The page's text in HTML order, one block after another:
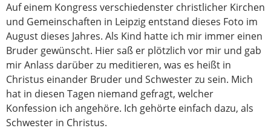
Auf einem Kongress verschiedenster christlicher Kirchen
und Gemeinschaften in Leipzig entstand dieses Foto im
August dieses Jahres. Als Kind hatte ich mir immer einen
Bruder gewünscht. Hier saß er plötzlich vor mir und gab
mir Anlass darüber zu meditieren, was es heißt in
Christus einander Bruder und Schwester zu sein. Mich
hat in diesen Tagen niemand gefragt, welcher
Konfession ich angehöre. Ich gehörte einfach dazu, als
Schwester in Christus.